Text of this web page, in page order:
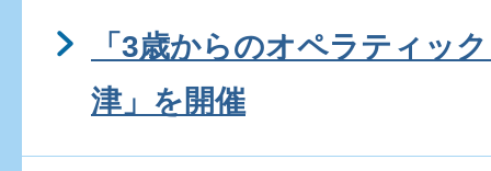
「3歳からのオペラティッ
津」を開催